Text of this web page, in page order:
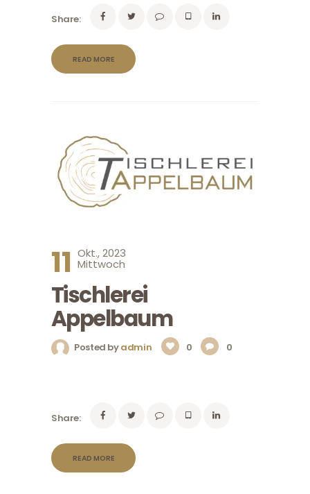
Share:
READ MORE
11 Okt., 2023
Mittwoch
Tischlerei
Appelbaum
Posted byadmin 0 0
Share:
READ MORE